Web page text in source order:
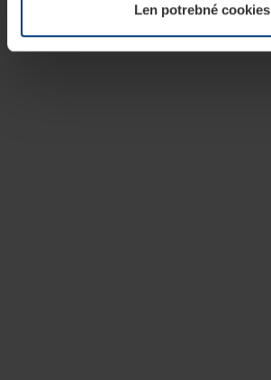
našej webovej stránky.Len potrebné cookies